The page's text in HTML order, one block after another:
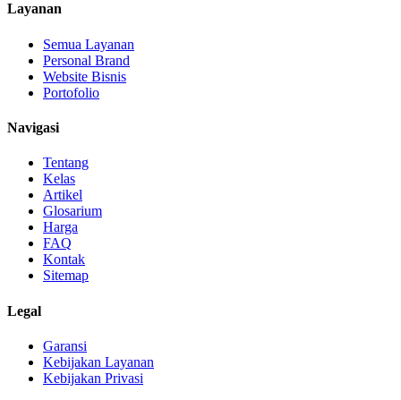
Layanan
Semua Layanan
Personal Brand
Website Bisnis
Portofolio
Navigasi
Tentang
Kelas
Artikel
Glosarium
Harga
FAQ
Kontak
Sitemap
Legal
Garansi
Kebijakan Layanan
Kebijakan Privasi